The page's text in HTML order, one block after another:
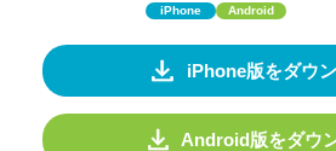
iPhone Android
iPhone版をダウ
Android版をダウ